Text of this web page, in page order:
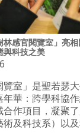
林感官閱覽室」亮
與科技之美
覽室」是聖若瑟
華：跨學科協
作項目，凝聚
及科技系）以